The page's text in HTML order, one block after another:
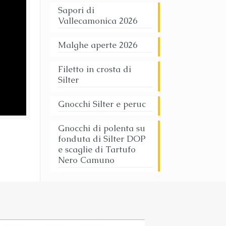
Sapori di
Vallecamonica 2026
Malghe aperte 2026
Filetto in crosta di
Silter
Gnocchi Silter e peruc
Gnocchi di polenta su
fonduta di Silter DOP
e scaglie di Tartufo
Nero Camuno